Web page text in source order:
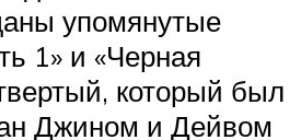
упомянутые
1» и «Черная
который был
Джином и Дейвом